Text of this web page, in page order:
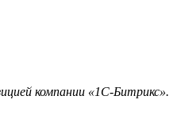
компании «1С-Битрикс».